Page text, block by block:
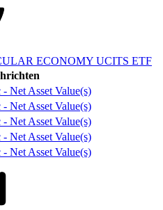
ECONOMY UCITS ETF
Net Asset Value(s)
Net Asset Value(s)
Net Asset Value(s)
Net Asset Value(s)
Net Asset Value(s)